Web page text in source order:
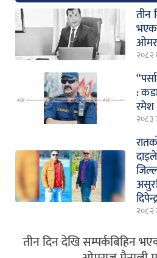
तीन
२०८२
:
रमेश
२०८३
२०८२
तीन दिन देखि सम्पर्कबिहिन